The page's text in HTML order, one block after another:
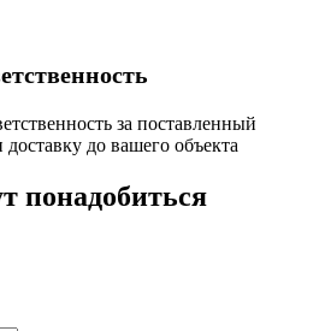
за поставленный
доставку до вашего объекта
понадобиться